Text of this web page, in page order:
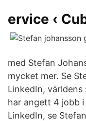
ervice ‹
med Stefan
mycket mer. Se
LinkedIn,
har angett 4 jobb
LinkedIn, se